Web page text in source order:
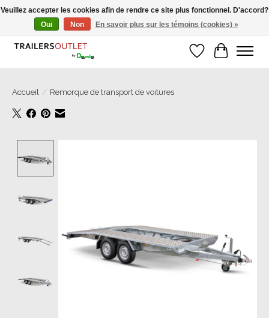
Grosse Auswahl an Anhänger direkt vom Hersteller!
Liste dePanier
Accueil / Remorque de transport de voitures
Veuillez accepter les cookies afin de rendre ce site plus fonctionnel. D'accord?
Oui
Non En savoir plus sur les témoins (cookies) »